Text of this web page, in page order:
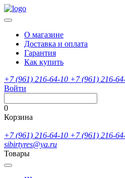
О магазине
Доставка и оплата
Гарантия
Как купить
+7 (961) 216-64-10 +7 (961) 216-
Войти
0
Корзина
+7 (961) 216-64-10 +7 (961) 216-
sibirtyres@ya.ru
Товары